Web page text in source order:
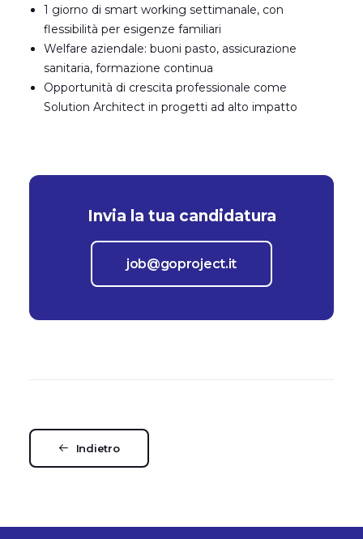
1 giorno di smart working settimanale, con
flessibilità per esigenze familiari
Welfare aziendale: buoni pasto, assicurazione
sanitaria, formazione continua
Opportunità di crescita professionale come
Solution Architect in progetti ad alto impatto
Invia la tua candidatura
job@goproject.it
Indietro